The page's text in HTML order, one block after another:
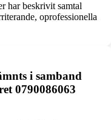
har beskrivit samtal
oprofessionella
i samband
0790086063